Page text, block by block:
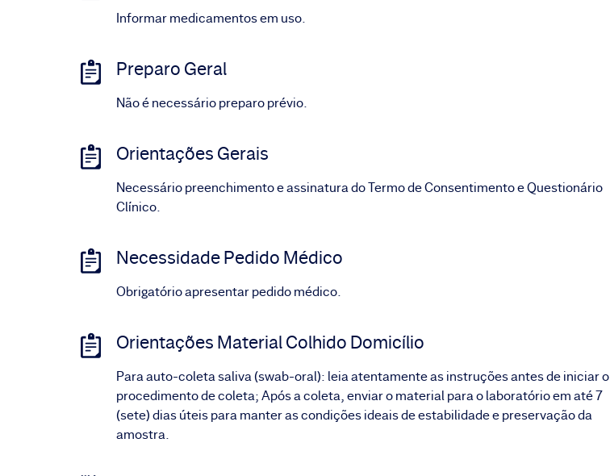
Informar medicamentos em uso.
Preparo Geral
Não é necessário preparo prévio.
Orientações Gerais
Necessário preenchimento e assinatura do Termo de Consentimento e Questionário
Clínico.
Necessidade Pedido Médico
Obrigatório apresentar pedido médico.
Orientações Material Colhido Domicílio
Para auto-coleta saliva (swab-oral): leia atentamente as instruções antes de iniciar o
procedimento de coleta; Após a coleta, enviar o material para o laboratório em até 7
(sete) dias úteis para manter as condições ideais de estabilidade e preservação da
amostra.